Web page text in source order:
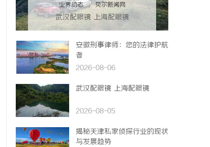
业界动态 | 贝尔新闻网
武汉配眼镜 上海配眼镜
安徽刑事律师：您的法律护航
者
2026-08-06
武汉配眼镜 上海配眼镜
2026-08-05
揭秘天津私家侦探行业的现状
与发展趋势